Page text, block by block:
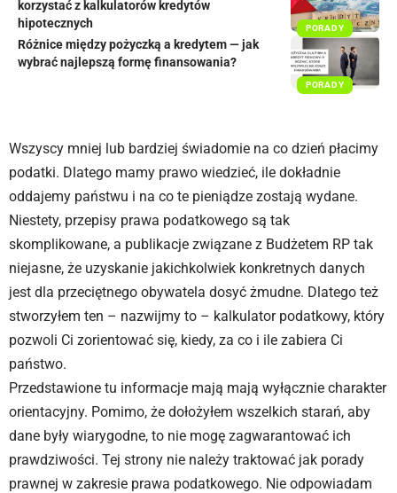
PORADY
korzystać z kalkulatorów kredytów
hipotecznych
PORADY
Różnice między pożyczką a kredytem — jak
wybrać najlepszą formę finansowania?
Wszyscy mniej lub bardziej świadomie na co dzień płacimy
podatki. Dlatego mamy prawo wiedzieć, ile dokładnie
oddajemy państwu i na co te pieniądze zostają wydane.
Niestety, przepisy prawa podatkowego są tak
skomplikowane, a publikacje związane z Budżetem RP tak
niejasne, że uzyskanie jakichkolwiek konkretnych danych
jest dla przeciętnego obywatela dosyć żmudne. Dlatego też
stworzyłem ten – nazwijmy to – kalkulator podatkowy, który
pozwoli Ci zorientować się, kiedy, za co i ile zabiera Ci
państwo.
Przedstawione tu informacje mają mają wyłącznie charakter
orientacyjny. Pomimo, że dołożyłem wszelkich starań, aby
dane były wiarygodne, to nie mogę zagwarantować ich
prawdziwości. Tej strony nie należy traktować jak porady
prawnej w zakresie prawa podatkowego. Nie odpowiadam